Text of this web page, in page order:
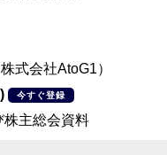
式会社AtoG1）
今すぐ登録
株主総会資料